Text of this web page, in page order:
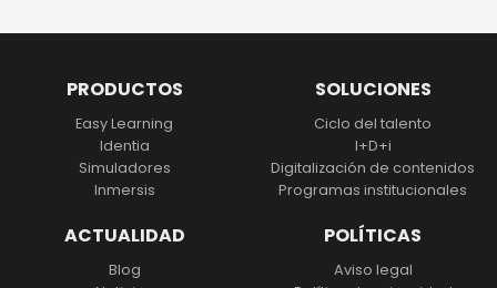
PRODUCTOS
Easy Learning
Identia
Simuladores
Inmersis
SOLUCIONES
Ciclo del talento
I+D+i
Digitalización de contenidos
Programas institucionales
ACTUALIDAD
Blog
POLÍTICAS
Aviso legal